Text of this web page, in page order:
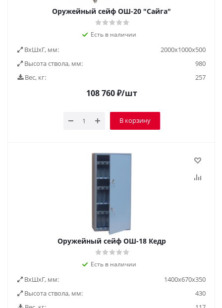
Оружейный сейф ОШ-20 "Сайга"
Есть в наличии
ВxШxГ, мм:
2000х1000х500
Высота ствола, мм:
980
Вес, кг:
257
108 760₽/шт
В корзину
Оружейный сейф ОШ-18 Кедр
Есть в наличии
ВxШxГ, мм:
1400х670х350
Высота ствола, мм:
430